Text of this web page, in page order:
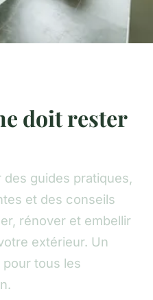
doit rester
guides pratiques,
et des conseils
rénover et embellir
extérieur. Un
tous les